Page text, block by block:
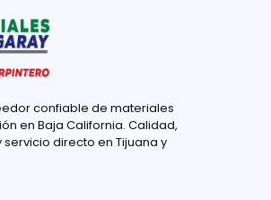
confiable de materiales
en Baja California. Calidad,
directo en Tijuana y